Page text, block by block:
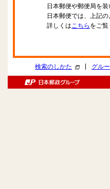
日本郵便や郵便局を
日本郵便では、上記
詳しくはこちら をご覧
検索のしかた グル